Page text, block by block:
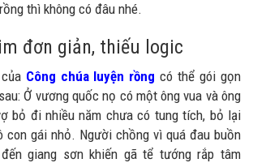
thì không có đâu nhé.
đơn giản, thiếu logic
Công chúa luyện rồng có thể gói gọn
Ở vương quốc nọ có một ông vua và ông
bỏ đi nhiều năm chưa có tung tích, bỏ lại
con gái nhỏ. Người chồng vì quá đau buồn
giang sơn khiến gã tể tướng rắp tâm